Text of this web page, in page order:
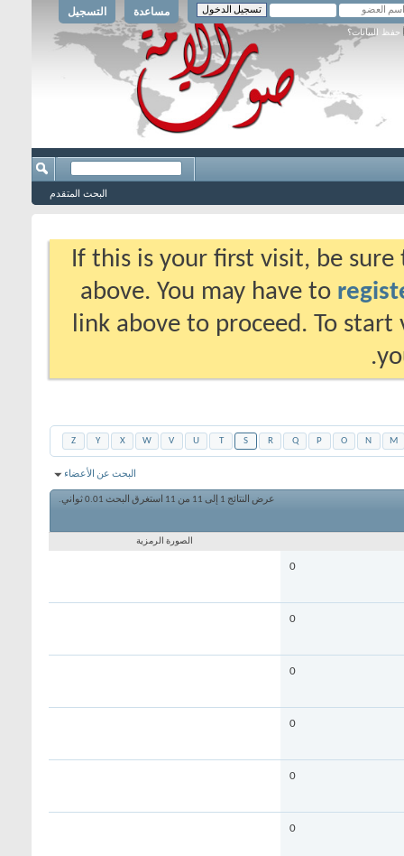
التسجيل مساعدة
حفظ البيانات؟
البحث المتقدم
If this is your first visit, be
above. You may have to
link above to proceed. To
M
N
O
P
Q
R
S
T
U
V
W
X
Y
Z
البحث عن الأعضاء
عرض النتائج 1 إلى 11 من 11 استغرق البحث 0.01ثواني.
الصورة الرمزية
0
0
0
0
0
0